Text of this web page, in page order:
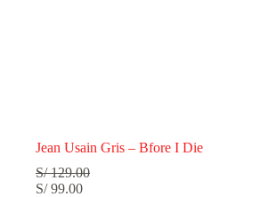
Jean Usain Gris – Bfore I Die
S/129.00
S/99.00